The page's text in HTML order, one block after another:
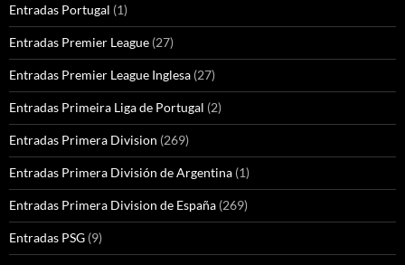
Entradas Portugal (1)
Entradas Premier League (27)
Entradas Premier League Inglesa (27)
Entradas Primeira Liga de Portugal (2)
Entradas Primera Division (269)
Entradas Primera División de Argentina (1)
Entradas Primera Division de España (269)
Entradas PSG (9)